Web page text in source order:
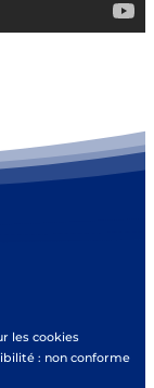
les cookies
: non conforme